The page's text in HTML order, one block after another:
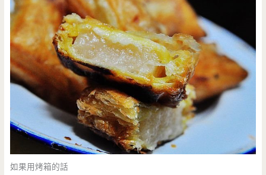
如果用烤箱的話